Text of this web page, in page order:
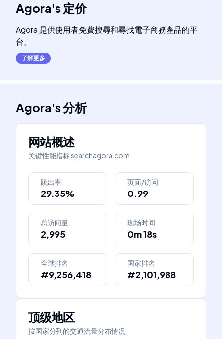
Agora's 定价
Agora 是供使用者免費搜尋和尋找電子商務產品的平
台。
了解更多
Agora's分析
网站概述
关键性能指标searchagora.com
跳出率
29.35%
页面/访问
0.99
总访问量
2,995
现场时间
0m 18s
全球排名
#9,256,418
国家排名
#2,101,988
顶级地区
按国家分列的交通流量分布情况